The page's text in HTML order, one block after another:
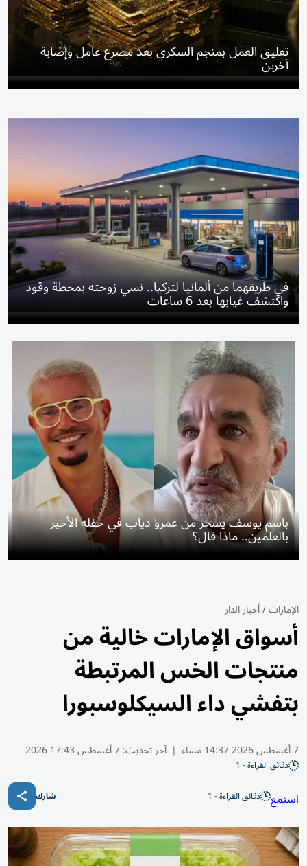
تعليق العمل بمنجم السكري بعد مصرع عامل وإصابة
آخرين
في طريقهما من ألمانيا لتركيا.. نسي زوجته بمحطة وقود
واكتشف غيابها بعد 6 ساعات
باسم يوسف يسخر من عمرو دياب في حفله الأخير
بالعلمين.. ماذا قال؟
الإمارات/أخبار الدار
أسواق الإمارات خالية من
منتجات الخس المرتبطة
بتفشي داء السيكلوسبورا
7 أغسطس 2026 14:37 مساء | آخر تحديث:7 أغسطس 17:43 2026
دقائق القراءة - 1
استمع دقائق القراءة - 1 شارك